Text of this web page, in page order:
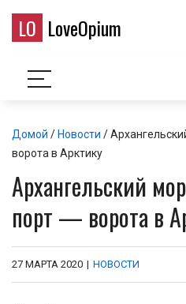
LO LoveOpium
Домой / Новости /
ворота в Арктику
Архангельский
порт — ворота в
27 МАРТА 2020 | НОВОСТИ